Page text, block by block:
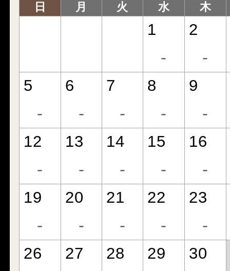
日 月 火 水 木
1
-
2
-
5
-
6
-
7
-
8
-
9
-
12
-
13
-
14
-
15
-
16
-
19
-
20
-
21
-
22
-
23
-
26 27 28 29 30